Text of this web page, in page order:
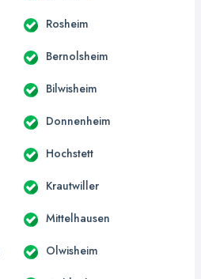
Rosheim
Bernolsheim
Bilwisheim
Donnenheim
Hochstett
Krautwiller
Mittelhausen
Olwisheim